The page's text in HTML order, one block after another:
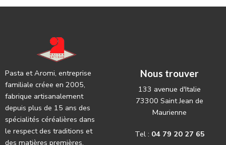
Pasta et Aromi, entreprise
familiale créee en 2005,
fabrique artisanalement
depuis plus de 15 ans des
spécialités céréalières dans
le respect des traditions et
des matières premières.
Nous trouver
133 avenue d'Italie
73300 Saint Jean de
Maurienne
Tel : 04 79 20 27 65